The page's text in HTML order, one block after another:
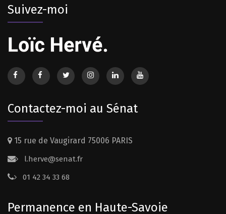
Suivez-moi
Contactez-moi au Sénat
15 rue de Vaugirard 75006 PARIS
l.herve@senat.fr
01 42 34 33 68
Permanence en Haute-Savoie